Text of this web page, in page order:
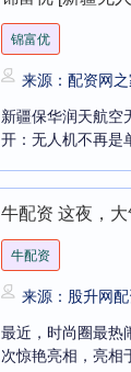
锦富优
来源：配资网
新疆保华润天航空
开：无人机不再是
牛配资 这夜，
牛配资
来源：股升网
最近，时尚圈最热
次惊艳亮相，亮相